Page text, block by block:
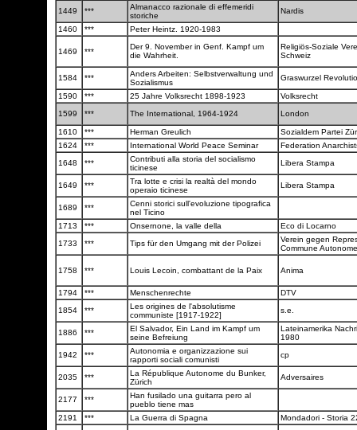
1449 ***
Almanacco razionale di effemeridi
storiche
Nardis
1460 *** Peter Heintz. 1920-1983
1469 ***
Der 9. November in Genf. Kampf um
die Wahrheit.
Religiös-Soziale
Schweiz
1584 ***
Anders Arbeiten: Selbstverwaltung und
Sozialismus
Graswurzel
1590 *** 25 Jahre Volksrecht 1898-1923
Volksrecht
1599
*** The International, 1964-1924 London
1610 *** Herman Greulich
Sozialdem Partei
1624
*** International World Peace Seminar
Federation
1648
***
Contributi alla storia del socialismo
ticinese
Libera Stampa
1649 ***
Tra lotte e crisi la realtà del mondo
operaio ticinese
Libera Stampa
1689 ***
Cenni storici sull'evoluzione tipografica
nel Ticino
1713
*** Onsernone, la valle della
Eco di Locarno
1733
*** Tips für den Umgang mit der Polizei
Verein gegen
Commune
1758 *** Louis Lecoin, combattant de la Paix Anima
1794 *** Menschenrechte
DTV
1854
***
Les origines de l'absolutisme
communiste [1917-1922]
s.e.
1886 ***
El Salvador, Ein Land im Kampf um
seine Befreiung
Lateinamerika
1980
1942
***
Autonomia e organizzazione sui
rapporti sociali comunisti
cp
2035 ***
La République Autonome du Bunker,
Zürich
Adversaires
2177 ***
Han fusilado una guitarra pero al
pueblo tiene mas
2191
*** La Guerra di Spagna Mondadori - Storia